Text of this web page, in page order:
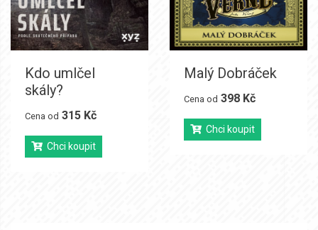
Kdo umlčel
skály?
Cena od 315 Kč
Chci koupit
Malý Dobráček
Cena od 398 Kč
Chci koupit